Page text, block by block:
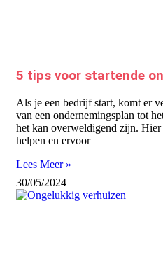
5 tips voor startende
Als je een bedrijf start, komt er
van een ondernemingsplan tot
het kan overweldigend zijn.
helpen en ervoor
Lees Meer »
30/05/2024